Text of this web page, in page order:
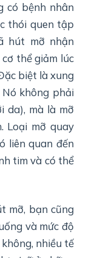
có bệnh nhân
thói quen tập
hút mỡ nhận
thể giảm lúc
biệt là xung
không phải
da), mà là mỡ
Loại mỡ quay
liên quan đến
tim và có thể
mỡ, bạn cũng
và mức độ
nhiều tế